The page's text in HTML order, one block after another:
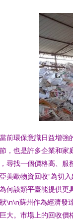
前環保意識日益增強
，也是許多企業和家
尋找一個價格高、服
美歐物資回收”為切
何該類平臺能提供更
\n\n蘇州作為經濟發
大。市場上的回收價